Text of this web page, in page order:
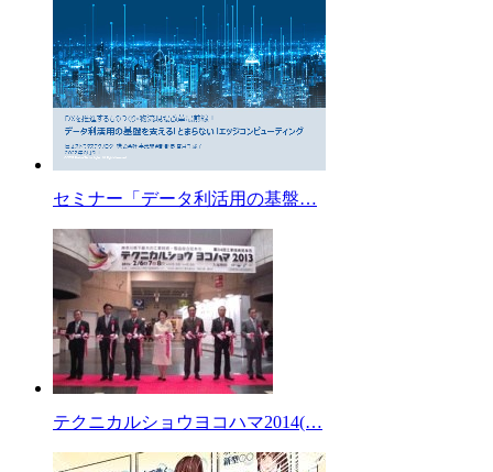
セミナー「データ利活用の基盤…
テクニカルショウヨコハマ2014(…